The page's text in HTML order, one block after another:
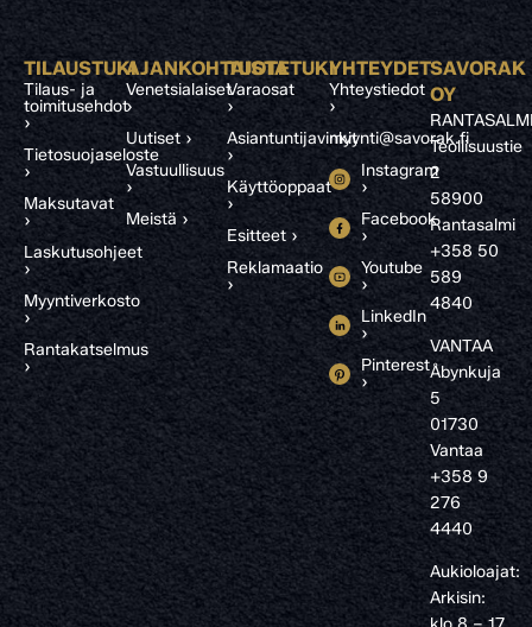
TILAUSTUKI
Tilaus- ja
toimitusehdot
›
Tietosuojaseloste
›
Maksutavat
›
Laskutusohjeet
›
Myyntiverkosto
›
Rantakatselmus
›
AJANKOHTAISTA
Venetsialaiset
›
Uutiset ›
Vastuullisuus
›
Meistä ›
TUOTETUKI
Varaosat
›
Asiantuntijavinkit
›
Käyttöoppaat
›
Esitteet ›
Reklamaatio
›
YHTEYDET
Yhteystiedot
›
myynti@savorak.fi
Instagram
›
Facebook
›
Youtube
›
LinkedIn
›
Pinterest
›
SAVORAK
OY
Teollisuustie
2
58900
Rantasalmi
+358 50
589
4840
VANTAA
Åbynkuja
5
01730
Vantaa
+358 9
276
4440
Aukioloajat:
Arkisin: